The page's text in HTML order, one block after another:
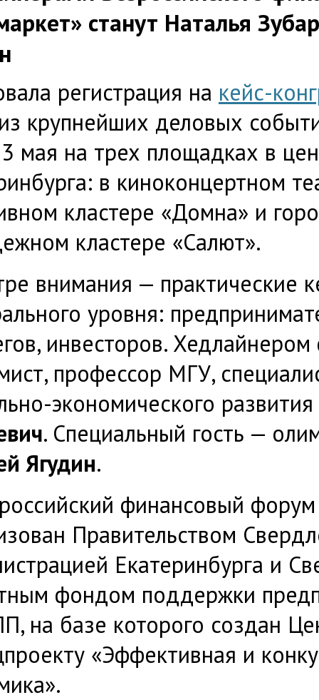
станут Наталья
регистрация на кейс-
крупнейших деловых
мая на трех площадках в
в киноконцертном
кластере «Домна» и
кластере «Салют».
внимания — практические
уровня:
инвесторов.
профессор МГУ,
экономического
. Специальный гость —
Ягудин.
финансовый
Правительством
Екатеринбурга и
фондом поддержки
на базе которого создан
«Эффективная и